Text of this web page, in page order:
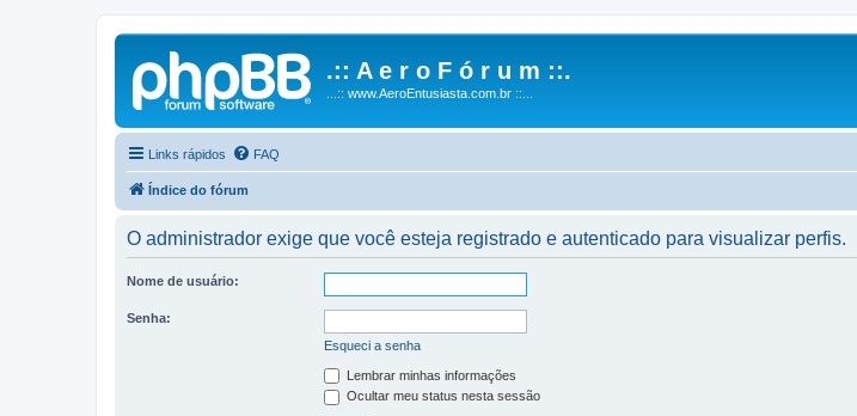
.:: A e r o F ó r u m ::.
...:: www.AeroEntusiasta.com.br ::...
Links rápidos FAQ
Índice do fórum
O administrador exige que você esteja registrado e autenticado para visualizar perfis.
Nome de usuário:
Senha:
Esqueci a senha
Lembrar minhas informações
Ocultar meu status nesta sessão